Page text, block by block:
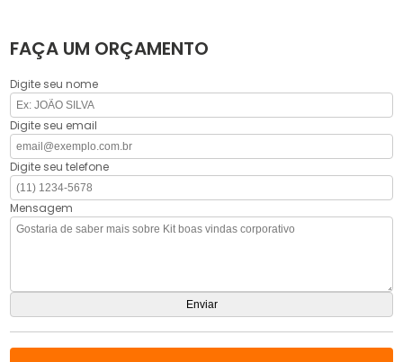
FAÇA UM ORÇAMENTO
Digite seu nome
Digite seu email
Digite seu telefone
Mensagem